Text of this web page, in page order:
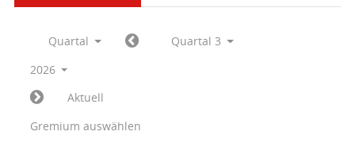
Quartal
Quartal 3
2026
Aktuell
Gremium auswählen